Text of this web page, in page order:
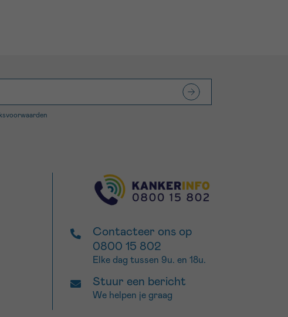
Contacteer ons op
0800 15 802
Elke dag tussen 9u. en 18u.
Stuur een bericht
We helpen je graag